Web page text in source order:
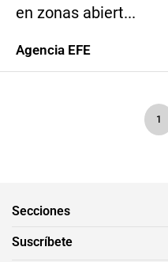
en zonas abiert...
Agencia EFE
1
Secciones
Suscríbete